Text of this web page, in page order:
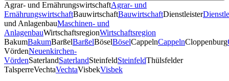
Agrar- und ErnährungswirtschaftAgrar- und
ErnährungswirtschaftBauwirtschaftBauwirtschaftDienstleister
und AnlagenbauMaschinen- und
AnlagenbauWirtschaftsregionWirtschaftsregion
BakumBakumBarßelBarßelBöselBöselCappelnCappelnCloppenburg
VördenNeuenkirchen-
VördenSaterlandSaterlandSteinfeldSteinfeldThülsfelder
TalsperreVechtaVechtaVisbekVisbek